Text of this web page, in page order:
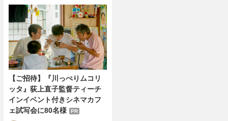
【ご招待】『川っぺりムコリ
ッタ』荻上直子監督ティーチ
インイベント付きシネマカフ
ェ試写会に80名様
PR